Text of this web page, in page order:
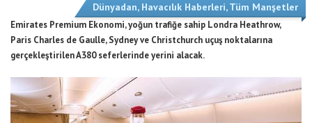
Dünyadan, Havacılık Haberleri,Tüm Manşetler
Emirates Premium Ekonomi, yoğun trafiğe sahip Londra Heathrow,
Paris Charles de Gaulle, Sydney ve Christchurch uçuş noktalarına
gerçekleştirilen A380 seferlerinde yerini alacak.